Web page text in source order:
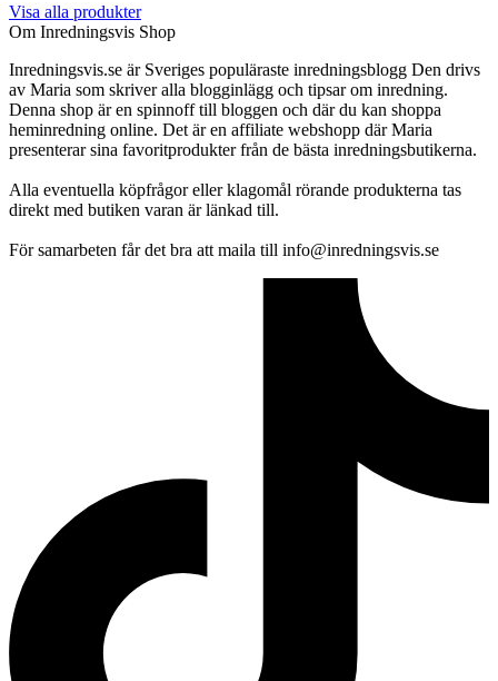
Visa alla produkter
Om Inredningsvis Shop
Inredningsvis.se är Sveriges populäraste inredningsblogg Den drivs
av Maria som skriver alla blogginlägg och tipsar om inredning.
Denna shop är en spinnoff till bloggen och där du kan shoppa
heminredning online. Det är en affiliate webshopp där Maria
presenterar sina favoritprodukter från de bästa inredningsbutikerna.
Alla eventuella köpfrågor eller klagomål rörande produkterna tas
direkt med butiken varan är länkad till.
För samarbeten får det bra att maila till info@inredningsvis.se